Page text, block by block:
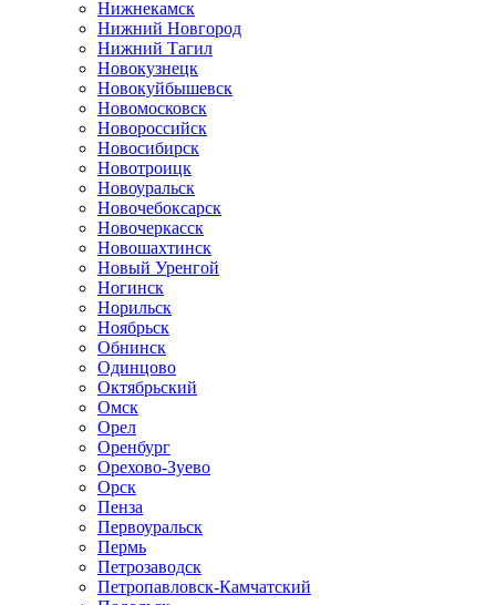
Нижнекамск
Нижний Новгород
Нижний Тагил
Новокузнецк
Новокуйбышевск
Новомосковск
Новороссийск
Новосибирск
Новотроицк
Новоуральск
Новочебоксарск
Новочеркасск
Новошахтинск
Новый Уренгой
Ногинск
Норильск
Ноябрьск
Обнинск
Одинцово
Октябрьский
Омск
Орел
Оренбург
Орехово-Зуево
Орск
Пенза
Первоуральск
Пермь
Петрозаводск
Петропавловск-Камчатский